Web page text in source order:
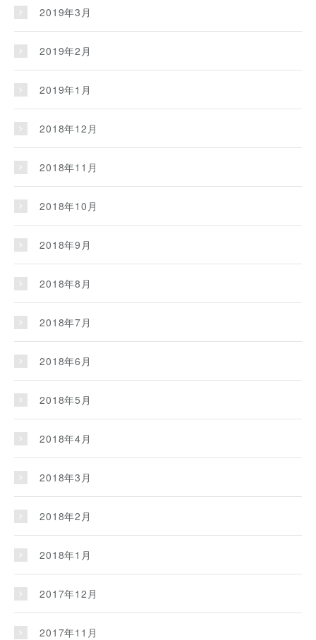
2019年3月
2019年2月
2019年1月
2018年12月
2018年11月
2018年10月
2018年9月
2018年8月
2018年7月
2018年6月
2018年5月
2018年4月
2018年3月
2018年2月
2018年1月
2017年12月
2017年11月